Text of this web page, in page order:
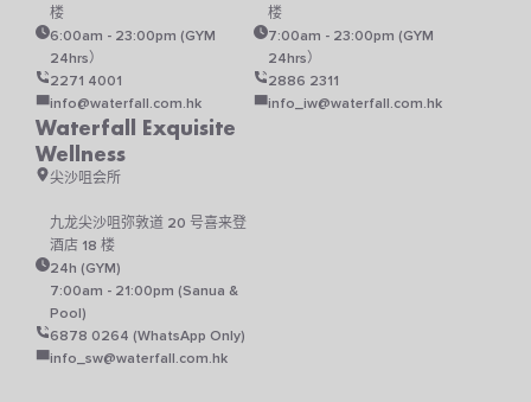
些
选
项
楼
6:00am - 23:00pm (GYM
24hrs）
2271 4001
info@waterfall.com.hk
楼
7:00am - 23:00pm (GYM
24hrs）
2886 2311
info_iw@waterfall.com.hk
Waterfall Exquisite
Wellness
尖沙咀会所
九龙尖沙咀弥敦道 20 号喜来登
酒店 18 楼
24h (GYM)
7:00am - 21:00pm (Sanua &
Pool)
6878 0264 (WhatsApp Only)
info_sw@waterfall.com.hk